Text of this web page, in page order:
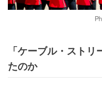
「ケーブル・スト
たのか